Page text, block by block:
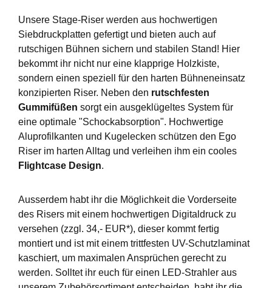
Unsere Stage-Riser werden aus hochwertigen
Siebdruckplatten gefertigt und bieten auch auf
rutschigen Bühnen sichern und stabilen Stand! Hier
bekommt ihr nicht nur eine klapprige Holzkiste,
sondern einen speziell für den harten Bühneneinsatz
konzipierten Riser. Neben den rutschfesten
Gummifüßen sorgt ein ausgeklügeltes System für
eine optimale "Schockabsorption". Hochwertige
Aluprofilkanten und Kugelecken schützen den Ego
Riser im harten Alltag und verleihen ihm ein cooles
Flightcase Design.
Ausserdem habt ihr die Möglichkeit die Vorderseite
des Risers mit einem hochwertigen Digitaldruck zu
versehen (zzgl. 34,- EUR*), dieser kommt fertig
montiert und ist mit einem trittfesten UV-Schutzlaminat
kaschiert, um maximalen Ansprüchen gerecht zu
werden. Solltet ihr euch für einen LED-Strahler aus